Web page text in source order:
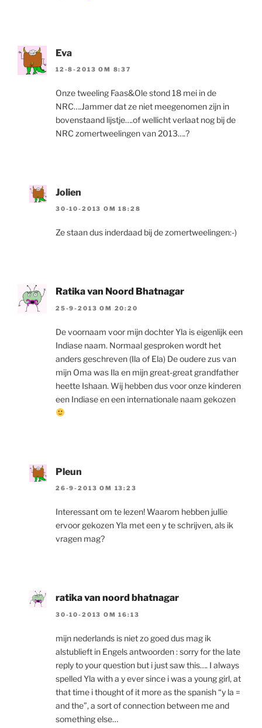
Eva
12-8-2013 OM 8:37
Onze tweeling Faas&Ole stond 18 mei in de
NRC….Jammer dat ze niet meegenomen zijn in
bovenstaand lijstje….of wellicht verlaat nog bij de
NRC zomertweelingen van 2013….?
Jolien
30-10-2013 OM 18:28
Ze staan dus inderdaad bij de zomertweelingen:-)
Ratika van Noord Bhatnagar
25-9-2013 OM 20:20
De voornaam voor mijn dochter Yla is eigenlijk een
Indiase naam. Normaal gesproken wordt het
anders geschreven (Ila of Ela) De oudere zus van
mijn Oma was Ila en mijn great-great grandfather
heette Ishaan. Wij hebben dus voor onze kinderen
een Indiase en een internationale naam gekozen
Pleun
26-9-2013 OM 13:23
Interessant om te lezen! Waarom hebben jullie
ervoor gekozen Yla met een y te schrijven, als ik
vragen mag?
ratika van noord bhatnagar
30-10-2013 OM 16:13
mijn nederlands is niet zo goed dus mag ik
alstublieft in Engels antwoorden : sorry for the late
reply to your question but i just saw this…. I always
spelled Yla with a y ever since i was a young girl, at
that time i thought of it more as the spanish “y la =
and the”, a sort of connection between me and
something else…